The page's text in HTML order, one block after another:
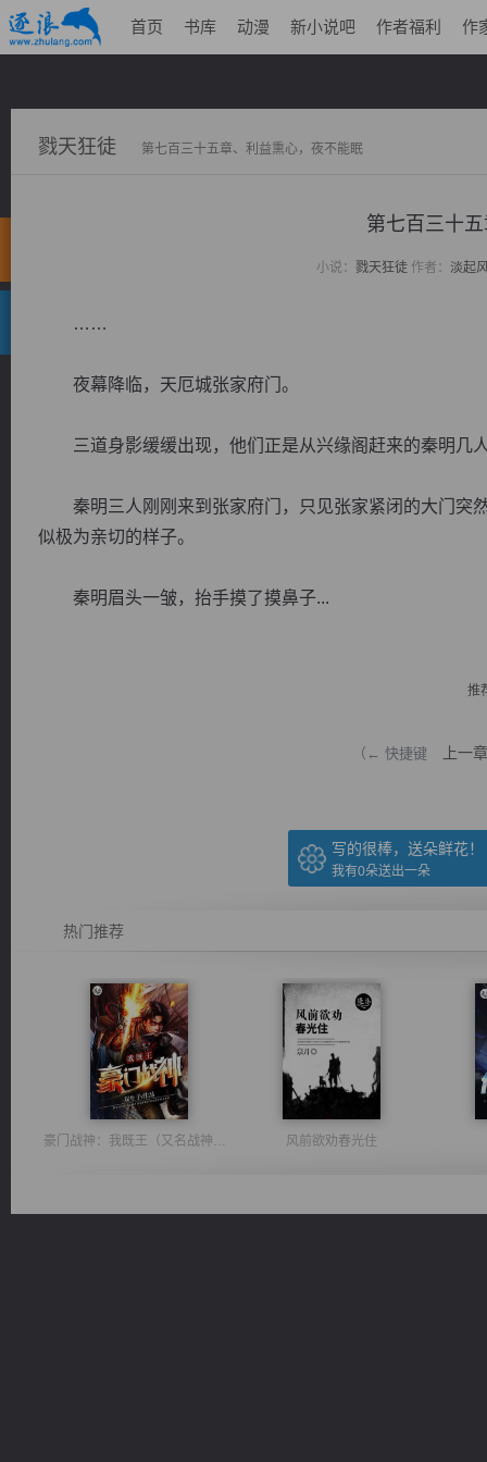
首页 书库 动漫 新小说吧 作者福利 作
戮天狂徒 第七百三十五章、利益熏心，夜不能眠
第七百三十
小说： 戮天狂徒作者： 淡起
……
夜幕降临，天厄城张家府门。
三道身影缓缓出现，他们正是从兴缘阁赶来的秦明几
秦明三人刚刚来到张家府门，只见张家紧闭的大门突
似极为亲切的样子。
秦明眉头一皱，抬手摸了摸鼻子...
推
（← 快捷键 上一章
写的很棒，送朵鲜花！
我有0朵送出一朵
热门推荐
豪门战神：我既王（又名战神归来不败神婿修罗战神） 风前欲劝春光住